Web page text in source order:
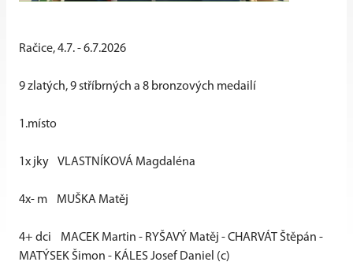
Račice, 4.7. - 6.7.2026
9 zlatých, 9 stříbrných a 8 bronzových medailí
1.místo
1x jky VLASTNÍKOVÁ Magdaléna
4x- m MUŠKA Matěj
4+ dci
MACEK Martin - RYŠAVÝ Matěj - CHARVÁT Štěpán -
MATÝSEK Šimon - KÁLES Josef Daniel (c)